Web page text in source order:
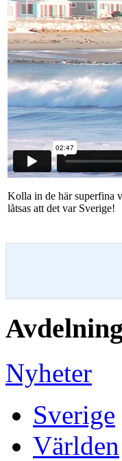
Kolla in de här superfina
låtsas att det var Sverige!
Nyheter
Sverige
Världen